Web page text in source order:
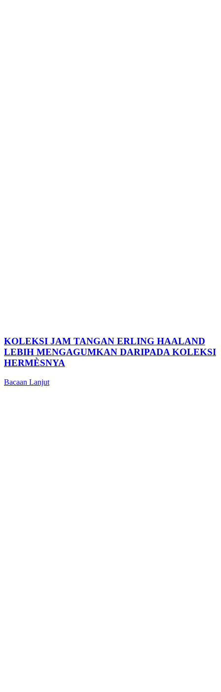
KOLEKSI JAM TANGAN ERLING HAALAND
LEBIH MENGAGUMKAN DARIPADA KOLEKSI
HERMÈSNYA
Bacaan Lanjut